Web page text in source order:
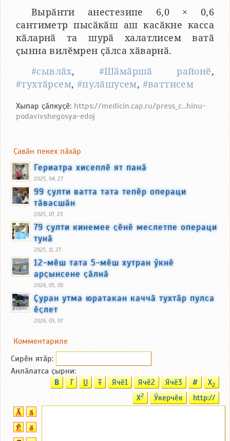
Вырӑнти анестезипе 6,0 × 0,6
сантиметр пысӑкӑш аш касӑкне касса
кӑларнӑ та шурӑ халатлисем ватӑ
ҫынна вилӗмрен ҫӑлса хӑварнӑ.
#сывлӑх, #Шӑмӑршӑ районӗ,
#тухтӑрсем, #пулӑшусем, #ваттисем
Хыпар ҫӑлкуҫӗ: https://medicin.cap.ru/press_c...hinu-
podavivshegosya-edoj
Ҫавӑн пекех пӑхӑр
Гериатра хисеплӗ ят панӑ
2025, 04, 27
99 ҫулти ватта тата тепӗр операци
тӑвасшӑн
2025, 07, 23
79 ҫулти кинемее ҫӗнӗ меслетпе операци
тунӑ
2025, 11, 27
12-мӗш тата 5-мӗш хутран ӳкнӗ
арҫынсене ҫӑлнӑ
2026, 05, 05
Ҫуран утма юратакан каччӑ тухтӑр пулса
ӗҫлет
2026, 05, 07
Комментариле
Сирӗн ятӑp:
Анлӑлатса ҫырни:
B T U T Ячӗ1 Ячӗ2 Ячӗ3 # X2
X2 Ӳкерчӗк http://